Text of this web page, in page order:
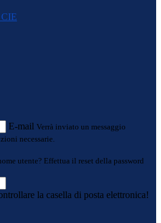
E-mail Verrà inviato un messaggio
necessarie.
utente? Effettua il reset della password
la casella di posta elettronica!